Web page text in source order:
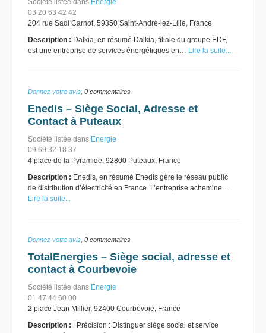
Société listée dans Energie
03 20 63 42 42
204 rue Sadi Carnot, 59350 Saint-André-lez-Lille, France
Description : Dalkia, en résumé Dalkia, filiale du groupe EDF,
est une entreprise de services énergétiques en… Lire la suite...
Donnez votre avis , 0 commentaires
Enedis – Siège Social, Adresse et
Contact à Puteaux
Société listée dans Energie
09 69 32 18 37
4 place de la Pyramide, 92800 Puteaux, France
Description : Enedis, en résumé Enedis gère le réseau public
de distribution d’électricité en France. L’entreprise achemine…
Lire la suite...
Donnez votre avis , 0 commentaires
TotalEnergies – Siège social, adresse et
contact à Courbevoie
Société listée dans Energie
01 47 44 60 00
2 place Jean Millier, 92400 Courbevoie, France
Description : ℹ️ Précision : Distinguer siège social et service